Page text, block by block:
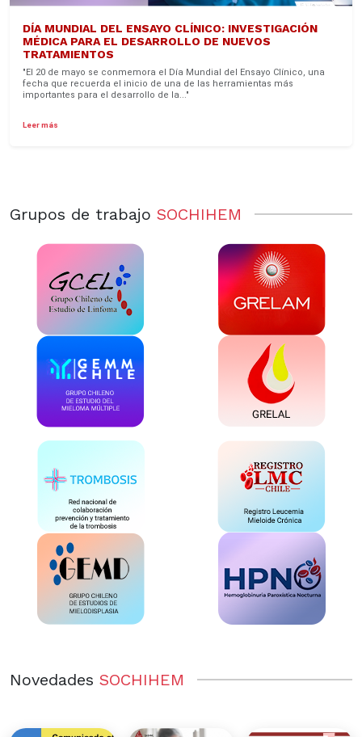
DÍA MUNDIAL DEL ENSAYO CLÍNICO: INVESTIGACIÓN
MÉDICA PARA EL DESARROLLO DE NUEVOS
TRATAMIENTOS
"El 20 de mayo se conmemora el Día Mundial del Ensayo Clínico, una
fecha que recuerda el inicio de una de las herramientas más
importantes para el desarrollo de la..."
Leer más
Grupos de trabajo SOCHIHEM
Novedades SOCHIHEM